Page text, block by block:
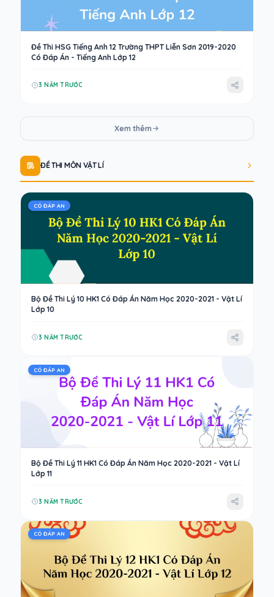
Đề Thi HSG Tiếng Anh 12 Trường THPT Liễn Sơn 2019-2020
Có Đáp Án - Tiếng Anh Lớp 12
3 NĂM TRƯỚC
Xem thêm
ĐỀ THI MÔN VẬT LÍ
CÓ ĐÁP AN
Bộ Đề Thi Lý 10 HK1 Có Đáp Án Năm Học 2020-2021 - Vật Lí
Lớp 10
3 NĂM TRƯỚC
CÓ ĐÁP AN
Bộ Đề Thi Lý 11 HK1 Có Đáp Án Năm Học 2020-2021 - Vật Lí
Lớp 11
3 NĂM TRƯỚC
CÓ ĐÁP AN